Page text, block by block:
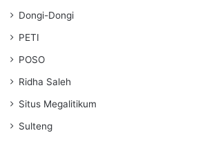
Dongi-Dongi
PETI
POSO
Ridha Saleh
Situs Megalitikum
Sulteng